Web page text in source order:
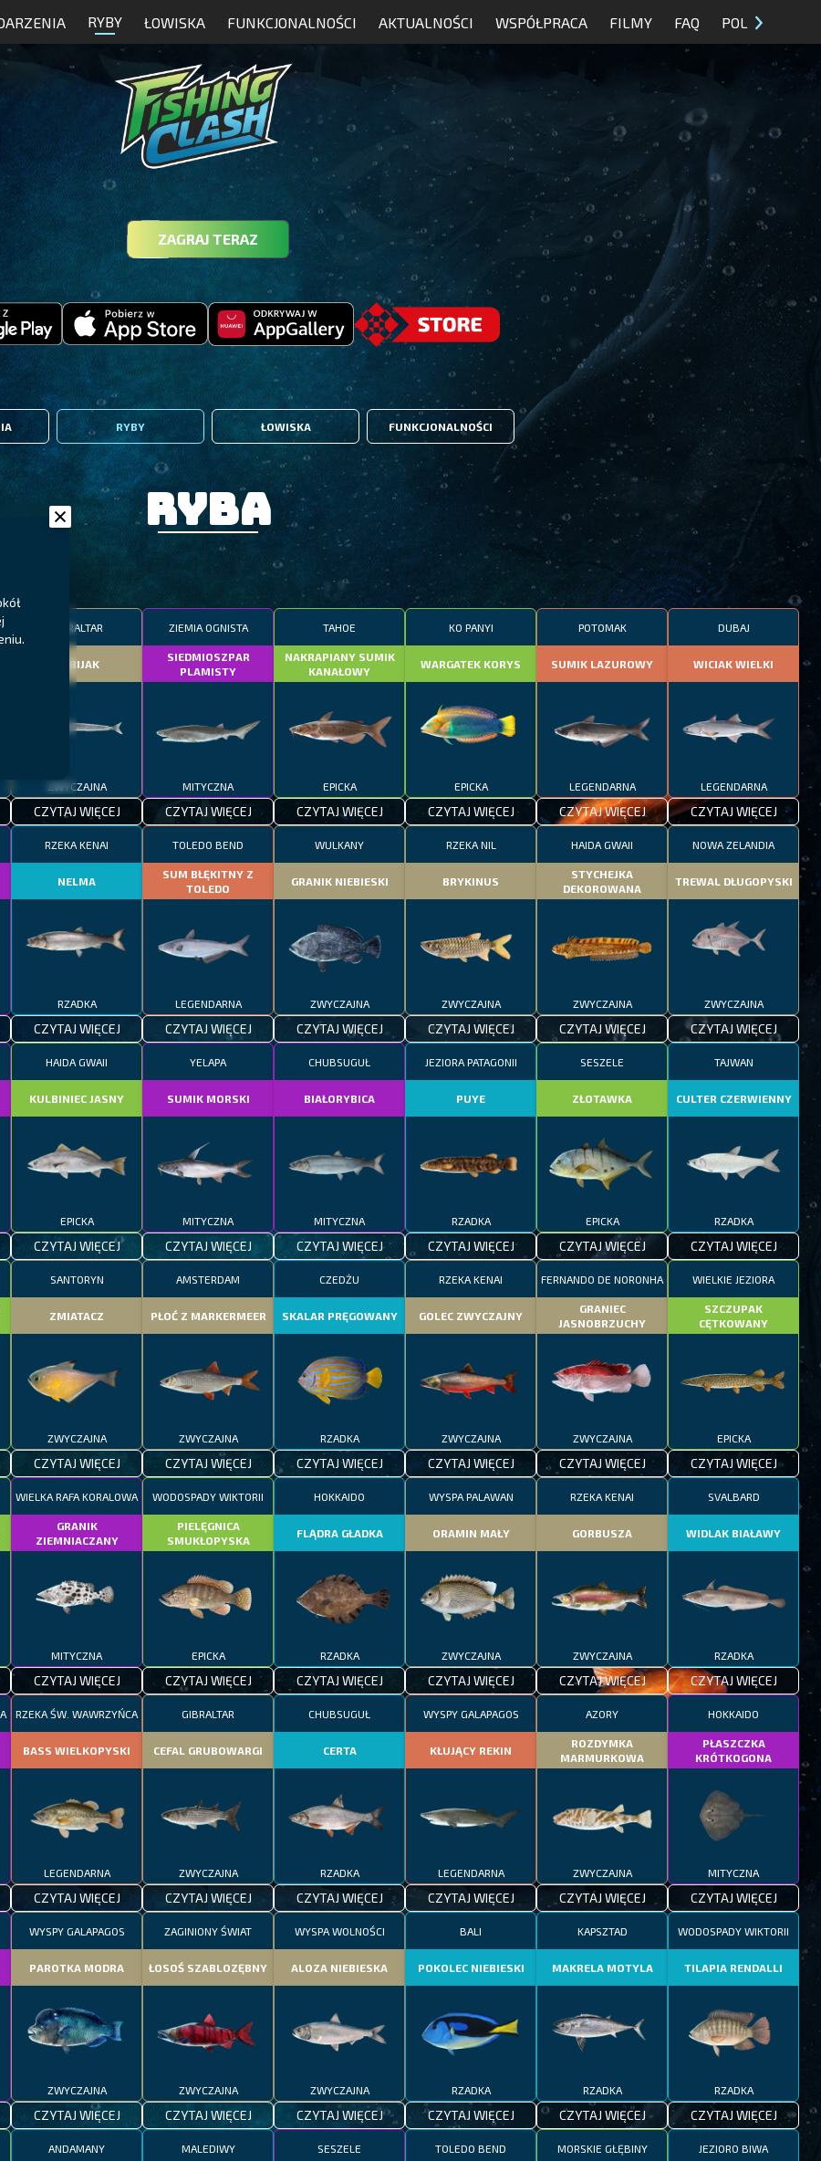
RYBY ŁOWISKA FUNKCJONALNOŚCI AKTUALNOŚCI WSPÓŁPRACA FILMY FAQ POL
ZAGRAJ TERAZ
RYBY ŁOWISKA FUNKCJONALNOŚCI
Ryba
GIBRALTAR
DOBIJAK
ZWYCZAJNA
CZYTAJ WIĘCEJ
ZIEMIA OGNISTA
SIEDMIOSZPAR
PLAMISTY
MITYCZNA
CZYTAJ WIĘCEJ
TAHOE
NAKRAPIANY SUMIK
KANAŁOWY
EPICKA
CZYTAJ WIĘCEJ
KO PANYI
WARGATEK KORYS
EPICKA
CZYTAJ WIĘCEJ
POTOMAK
SUMIK LAZUROWY
LEGENDARNA
CZYTAJ WIĘCEJ
DUBAJ
WICIAK WIELKI
LEGENDARNA
CZYTAJ WIĘCEJ
RZEKA KENAI
NELMA
RZADKA
CZYTAJ WIĘCEJ
TOLEDO BEND
SUM BŁĘKITNY Z
TOLEDO
LEGENDARNA
CZYTAJ WIĘCEJ
WULKANY
GRANIK NIEBIESKI
ZWYCZAJNA
CZYTAJ WIĘCEJ
RZEKA NIL
BRYKINUS
ZWYCZAJNA
CZYTAJ WIĘCEJ
HAIDA GWAII
STYCHEJKA
DEKOROWANA
ZWYCZAJNA
CZYTAJ WIĘCEJ
NOWA ZELANDIA
TREWAL DŁUGOPYSKI
ZWYCZAJNA
CZYTAJ WIĘCEJ
HAIDA GWAII
KULBINIEC JASNY
EPICKA
CZYTAJ WIĘCEJ
YELAPA
SUMIK MORSKI
MITYCZNA
CZYTAJ WIĘCEJ
CHUBSUGUŁ
BIAŁORYBICA
MITYCZNA
CZYTAJ WIĘCEJ
JEZIORA PATAGONII
PUYE
RZADKA
CZYTAJ WIĘCEJ
SESZELE
ZŁOTAWKA
EPICKA
CZYTAJ WIĘCEJ
TAJWAN
CULTER CZERWIENNY
RZADKA
CZYTAJ WIĘCEJ
SANTORYN
ZMIATACZ
ZWYCZAJNA
CZYTAJ WIĘCEJ
AMSTERDAM
PŁOĆ Z MARKERMEER
ZWYCZAJNA
CZYTAJ WIĘCEJ
CZEDŻU
SKALAR PRĘGOWANY
RZADKA
CZYTAJ WIĘCEJ
RZEKA KENAI
GOLEC ZWYCZAJNY
ZWYCZAJNA
CZYTAJ WIĘCEJ
FERNANDO DE NORONHA
GRANIEC
JASNOBRZUCHY
ZWYCZAJNA
CZYTAJ WIĘCEJ
WIELKIE JEZIORA
SZCZUPAK
CĘTKOWANY
EPICKA
CZYTAJ WIĘCEJ
WIELKA RAFA KORALOWA
GRANIK
ZIEMNIACZANY
MITYCZNA
CZYTAJ WIĘCEJ
WODOSPADY WIKTORII
PIELĘGNICA
SMUKŁOPYSKA
EPICKA
CZYTAJ WIĘCEJ
HOKKAIDO
FLĄDRA GŁADKA
RZADKA
CZYTAJ WIĘCEJ
WYSPA PALAWAN
ORAMIN MAŁY
ZWYCZAJNA
CZYTAJ WIĘCEJ
RZEKA KENAI
GORBUSZA
ZWYCZAJNA
CZYTAJ WIĘCEJ
SVALBARD
WIDLAK BIAŁAWY
RZADKA
CZYTAJ WIĘCEJ
RZEKA ŚW. WAWRZYŃCA
BASS WIELKOPYSKI
LEGENDARNA
CZYTAJ WIĘCEJ
GIBRALTAR
CEFAL GRUBOWARGI
ZWYCZAJNA
CZYTAJ WIĘCEJ
CHUBSUGUŁ
CERTA
RZADKA
CZYTAJ WIĘCEJ
WYSPY GALAPAGOS
KŁUJĄCY REKIN
LEGENDARNA
CZYTAJ WIĘCEJ
AZORY
ROZDYMKA
MARMURKOWA
ZWYCZAJNA
CZYTAJ WIĘCEJ
HOKKAIDO
PŁASZCZKA
KRÓTKOGONA
MITYCZNA
CZYTAJ WIĘCEJ
WYSPY GALAPAGOS
PAROTKA MODRA
ZWYCZAJNA
CZYTAJ WIĘCEJ
ZAGINIONY ŚWIAT
ŁOSOŚ SZABLOZĘBNY
ZWYCZAJNA
CZYTAJ WIĘCEJ
WYSPA WOLNOŚCI
ALOZA NIEBIESKA
ZWYCZAJNA
CZYTAJ WIĘCEJ
BALI
POKOLEC NIEBIESKI
RZADKA
CZYTAJ WIĘCEJ
KAPSZTAD
MAKRELA MOTYLA
RZADKA
CZYTAJ WIĘCEJ
WODOSPADY WIKTORII
TILAPIA RENDALLI
RZADKA
CZYTAJ WIĘCEJ
ANDAMANY MALEDIWY SESZELE TOLEDO BEND MORSKIE GŁĘBINY JEZIORO BIWA